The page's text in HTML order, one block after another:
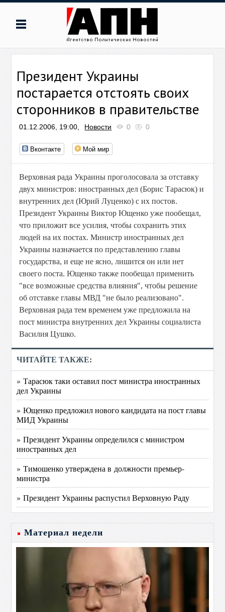
Президент Украины
постарается отстоять своих
сторонников в правительстве
01.12.2006, 19:00, Новости 0 0
Вконтакте Мой мир
Верховная рада Украины проголосовала за отставку
двух министров: иностранных дел (Борис Тарасюк) и
внутренних дел (Юрий Луценко) с их постов.
Президент Украины Виктор Ющенко уже пообещал,
что приложит все усилия, чтобы сохранить этих
людей на их постах. Министр иностранных дел
Украины назначается по представлению главы
государства, и еще не ясно, лишится он или нет
своего поста. Ющенко также пообещал применить
"все возможные средства влияния", чтобы решение
об отставке главы МВД "не было реализовано".
Верховная рада тем временем уже предложила на
пост министра внутренних дел Украины социалиста
Василия Цушко.
ЧИТАЙТЕ ТАКЖЕ:
» Тарасюк таки оставил пост министра иностранных
дел Украины
» Ющенко предложил нового кандидата на пост главы
МИД Украины
» Президент Украины определился с министром
иностранных дел
» Тимошенко утверждена в должности премьер-
министра
» Президент Украины распустил Верховную Раду
Материал недели